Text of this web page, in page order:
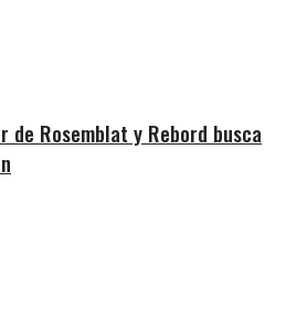
de Rosemblat y Rebord busca